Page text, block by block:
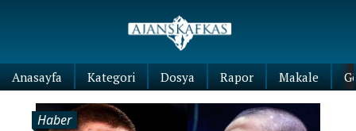
Anasayfa Kategori Dosya Rapor Makale
Haber